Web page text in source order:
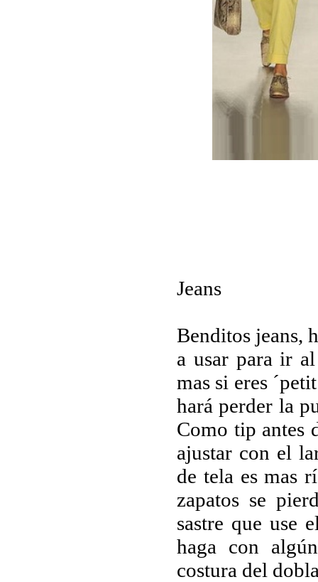
Jeans
Benditos jeans,
a usar para ir
mas si eres
hará perder la
Como tip antes
ajustar con el
de tela es mas
zapatos se
sastre que use
haga con
costura del